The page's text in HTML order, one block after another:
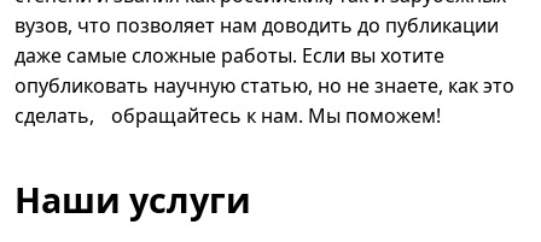
вузов, что позволяет нам доводить до публикации
даже самые сложные работы. Если вы хотите
опубликовать научную статью, но не знаете, как это
сделать, обращайтесь к нам. Мы поможем!
Наши услуги